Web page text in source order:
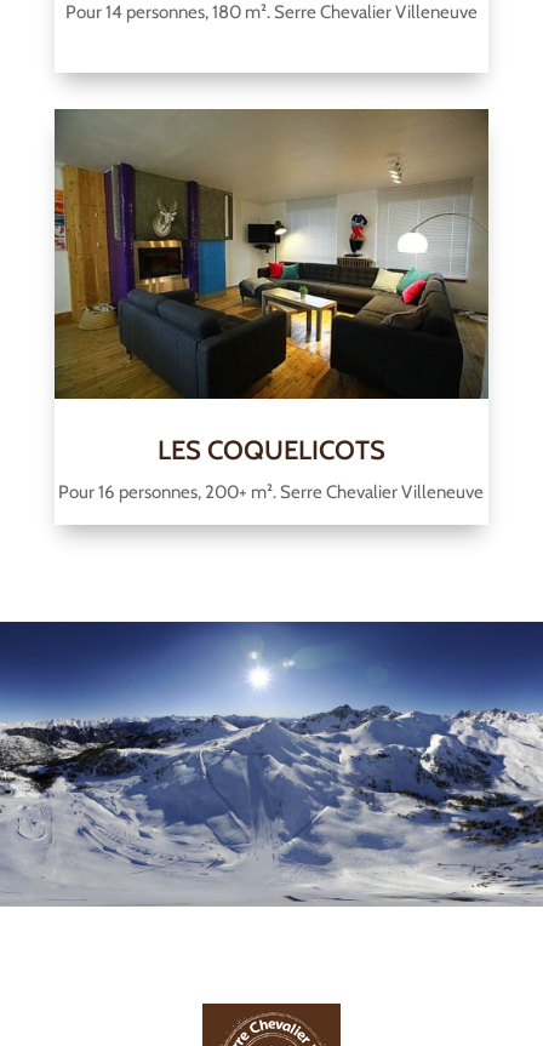
Pour 14 personnes, 180 m². Serre Chevalier Villeneuve
LES COQUELICOTS
Pour 16 personnes, 200+ m². Serre Chevalier Villeneuve